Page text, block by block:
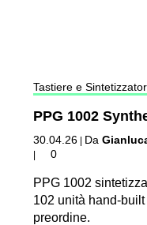
Tastiere e
PPG 1002
30.04.26 | Da
| 0
PPG 1002
102 unità hand-
preordine.